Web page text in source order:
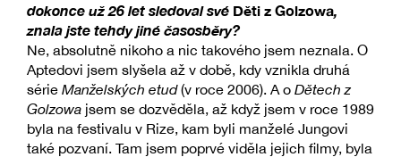
dokonce už 26 let sledoval své Děti z Golzowa
znala jste tehdy jiné časosběry?
Ne, absolutně nikoho a nic takového jsem neznala. O
Aptedovi jsem slyšela až v době, kdy vznikla druhá
série Manželských etud(v roce 2006). A o Dětech z
Golzowa jsem se dozvěděla, až když jsem v roce 1989
byla na festivalu v Rize, kam byli manželé Jungovi
také pozvaní. Tam jsem poprvé viděla jejich filmy, byla